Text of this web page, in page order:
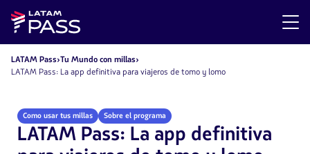
LATAM Pass Tu Mundo con millas
LATAM Pass: La app definitiva para viajeros de tomo y lomo
Como usar tus millas Sobre el programa
LATAM Pass: La app definitiva